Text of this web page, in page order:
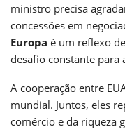
ministro precisa
concessões em
Europa é um reflexo
desafio constante para
A cooperação entre
mundial. Juntos, eles
comércio e da riqueza